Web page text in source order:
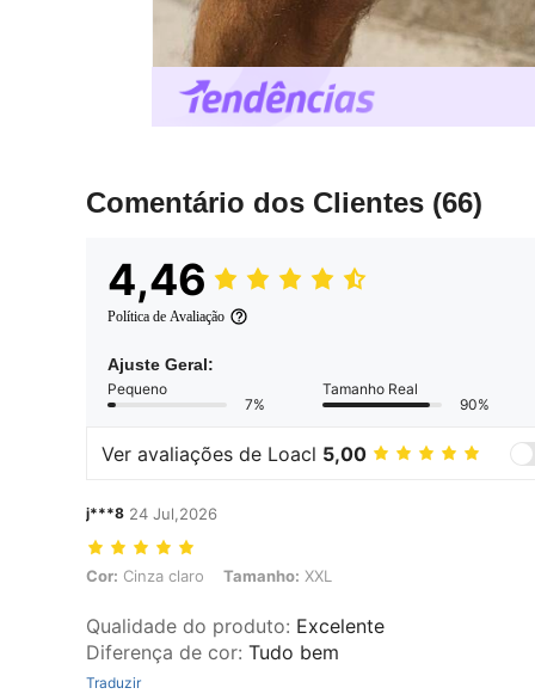
Comentário dos Clientes (66)
4,46
Política de Avaliação
Ajuste Geral:
Pequeno
7%
Tamanho Real
90%
Ver avaliações de Loacl 5,00
j***8 24 Jul,2026
Cor: Cinza claro, Tamanho: XXL
Cor: Cinza claro Tamanho: XXL
Qualidade do produto: Excelente
Diferença de cor: Tudo bem
Traduzir